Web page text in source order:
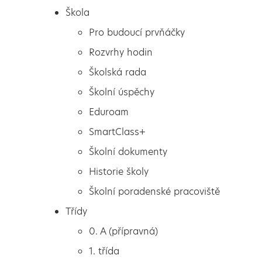
Pro budoucí prvňáčky
Rozvrhy hodin
Školská rada
Škola
Pro budoucí prvňáčky
Rozvrhy hodin
Školská rada
Školní úspěchy
Eduroam
SmartClass+
Školní dokumenty
Historie školy
Školní poradenské pracoviště
Třídy
0. A (přípravná)
1. třída
Malované kamínky